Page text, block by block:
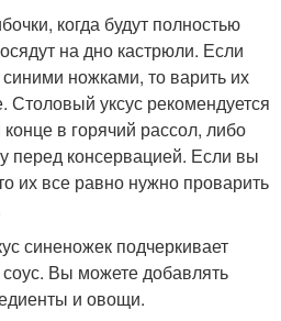
когда будут полностью
на дно кастрюли. Если
ножками, то варить их
уксус рекомендуется
в горячий рассол, либо
перед консервацией. Если вы
их все равно нужно проварить
синеножек подчеркивает
Вы можете добавлять
и овощи.